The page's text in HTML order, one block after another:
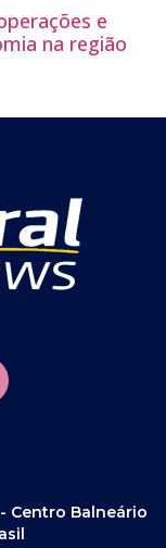
e
na região
Centro Balneário